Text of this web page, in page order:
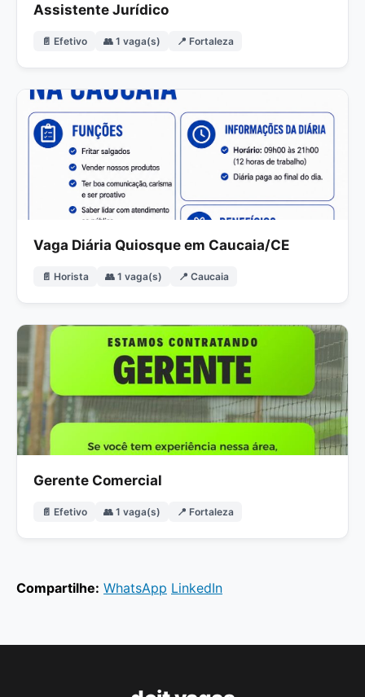
Assistente Jurídico
📄 Efetivo 👥 1 vaga(s) 📍 Fortaleza
Vaga Diária Quiosque em Caucaia/CE
📄 Horista 👥 1 vaga(s) 📍 Caucaia
Gerente Comercial
📄 Efetivo 👥 1 vaga(s) 📍 Fortaleza
Compartilhe: WhatsApp LinkedIn